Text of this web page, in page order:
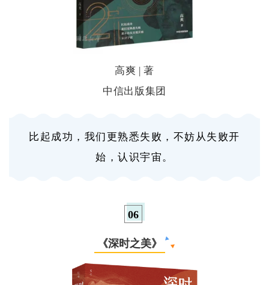
高爽 | 著
中信出版集团
比起成功，我们更熟悉失败，不妨从失败开
始，认识宇宙。
06
《深时之美》